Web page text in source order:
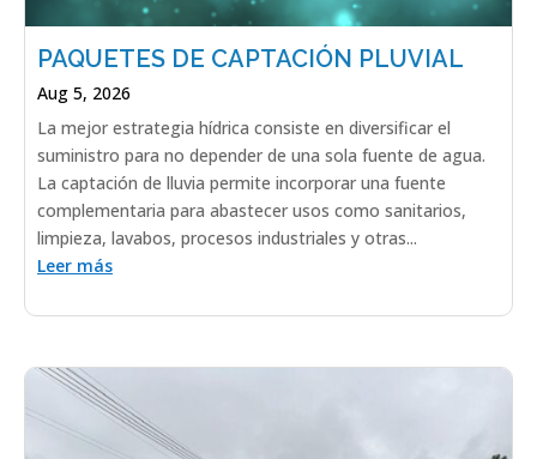
PAQUETES DE CAPTACIÓN PLUVIAL
Aug 5, 2026
La mejor estrategia hídrica consiste en diversificar el
suministro para no depender de una sola fuente de agua.
La captación de lluvia permite incorporar una fuente
complementaria para abastecer usos como sanitarios,
limpieza, lavabos, procesos industriales y otras...
Leer más